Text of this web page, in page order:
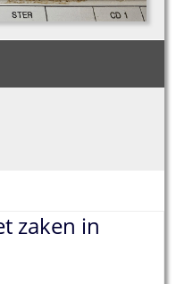
zaken in